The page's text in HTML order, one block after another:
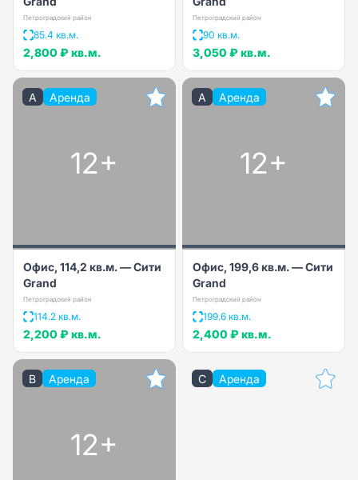
Петроградский район
85.4 кв.м.
2,800 ₽ кв.м.
Петроградский район
90 кв.м.
3,050 ₽ кв.м.
A Аренда
12+
Офис, 114,2 кв.м. — Сити
Grand
Петроградский район
114.2 кв.м.
2,200 ₽ кв.м.
A Аренда
12+
Офис, 199,6 кв.м. — Сити
Grand
Петроградский район
199.6 кв.м.
2,400 ₽ кв.м.
B Аренда
12+
C Аренда